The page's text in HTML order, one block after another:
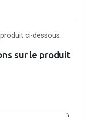
ci-dessous.
sur le produit